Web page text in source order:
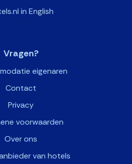
in English
>
Vragen?
eigenaren
Contact
Privacy
voorwaarden
Over ons
van hotels